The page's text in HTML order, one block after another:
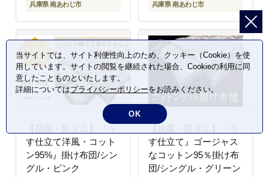
兵庫県 南あわじ市 兵庫県 南あわじ市
【抗菌・防ダニ】『う
す仕立て洋風・コット
ン95%』掛け布団/シン
グル・ピンク
【抗菌・防ダニ】『う
す仕立て』ゴージャス
なコットン95％掛け布
団/シングル・グリーン
当サイトでは、サイト利便性向上のため、クッキー（Cookie）を使
用しています。サイトの閲覧を継続された場合、Cookieの利用に同
意したことものといたします。
詳細についてはプライバシーポリシーをお読みください。
OK